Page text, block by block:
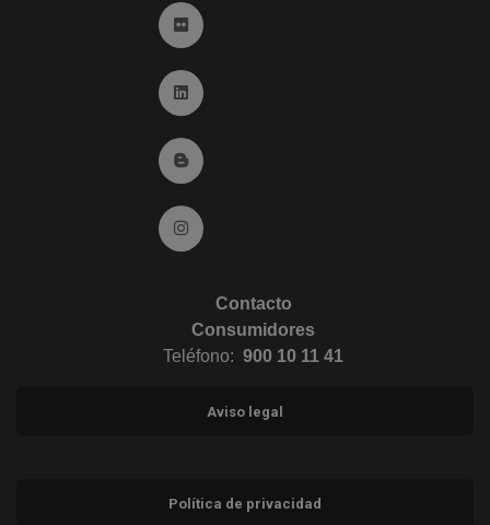
Ir a Flickr (abre en ventana nueva)
Ir a Linkedin (abre en ventana nueva)
Ir al Blog (abre en ventana nueva)
Ir a Instagram (abre en ventana nueva)
Contacto
Consumidores
Teléfono: 900 10 11 41
Aviso legal
Política de privacidad